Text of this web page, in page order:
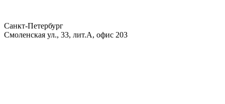
Санкт-Петербург
Смоленская ул., 33, лит.А, офис 203